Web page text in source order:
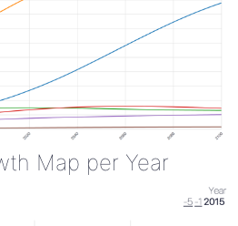
Map per Year